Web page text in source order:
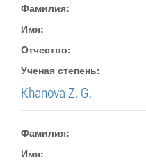
Фамилия:
Имя:
Отчество:
Ученая степень:
Khanova Z. G.
Фамилия:
Имя: